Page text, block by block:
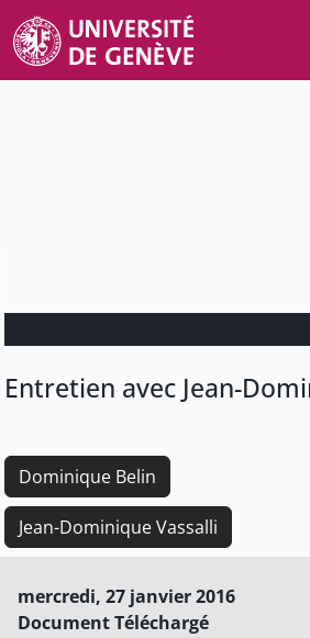
Entretien avec Jean-
Dominique Belin
Jean-Dominique Vassalli
mercredi, 27 janvier 2016
Document Téléchargé